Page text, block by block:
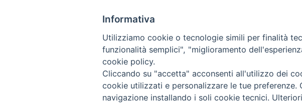
Privacy Policy
Copyright © 2019 - Tutti i diritti riservati - Vita Trentina Editrice
Informativa
Utilizziamo cookie o tecnologie simili per finalità
funzionalità semplici", "miglioramento
cookie policy.
Cliccando su "accetta" acconsenti all'utilizzo dei
cookie utilizzati e personalizzare le tue
navigazione installando i soli cookie tecnici.